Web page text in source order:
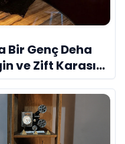
Bir Genç Deha
ve Zift Karası